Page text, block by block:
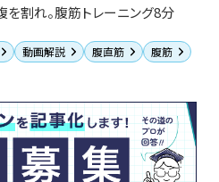
を割れ。腹筋トレーニング8分
動画解説 腹直筋
腹筋